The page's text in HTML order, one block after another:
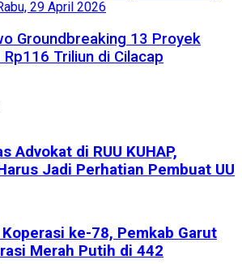
Groundbreaking 13 Proyek
Triliun di Cilacap
Advokat di RUU KUHAP,
Jadi Perhatian Pembuat UU
ke-78, Pemkab Garut
Merah Putih di 442